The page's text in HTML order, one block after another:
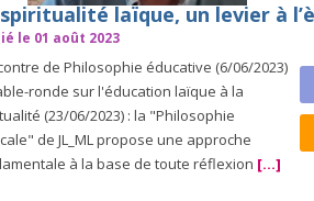
laïque, un levier à
le 01 août 2023
de Philosophie éducative (6/06/2023)
ronde sur l'éducation laïque à la
(23/06/2023) : la "Philosophie
de JL_ML propose une approche
à la base de toute réflexion [...]